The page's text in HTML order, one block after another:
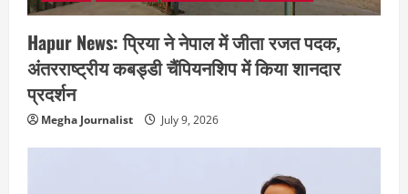
Hapur News: प्रिया ने नेपाल में जीता रजत पदक,
अंतरराष्ट्रीय कबड्डी चैंपियनशिप में किया शानदार
प्रदर्शन
Megha Journalist July 9, 2026